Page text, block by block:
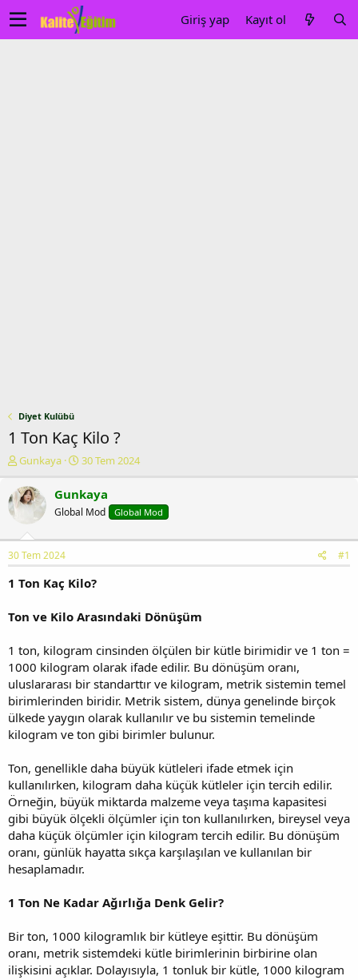
Giriş yap Kayıt ol
Diyet Kulübü
1 Ton Kaç Kilo ?
K
n
u
b
a
t
n
Gunkaya
B
ş
l
a
g
t
r
h
30 Tem 2024
Gunkaya
Global Mod Global Mod
30 Tem 2024 #1
1 Ton Kaç Kilo?
Ton ve Kilo Arasındaki Dönüşüm
1 ton, kilogram cinsinden ölçülen bir kütle birimidir ve 1 ton =
1000 kilogram olarak ifade edilir. Bu dönüşüm oranı,
uluslararası bir standarttır ve kilogram, metrik sistemin temel
birimlerinden biridir. Metrik sistem, dünya genelinde birçok
ülkede yaygın olarak kullanılır ve bu sistemin temelinde
kilogram ve ton gibi birimler bulunur.
Ton, genellikle daha büyük kütleleri ifade etmek için
kullanılırken, kilogram daha küçük kütleler için tercih edilir.
Örneğin, büyük miktarda malzeme veya taşıma kapasitesi
gibi büyük ölçekli ölçümler için ton kullanılırken, bireysel veya
daha küçük ölçümler için kilogram tercih edilir. Bu dönüşüm
oranı, günlük hayatta sıkça karşılaşılan ve kullanılan bir
hesaplamadır.
1 Ton Ne Kadar Ağırlığa Denk Gelir?
Bir ton, 1000 kilogramlık bir kütleye eşittir. Bu dönüşüm
oranı, metrik sistemdeki kütle birimlerinin birbirine olan
ilişkisini açıklar. Dolayısıyla, 1 tonluk bir kütle, 1000 kilogram